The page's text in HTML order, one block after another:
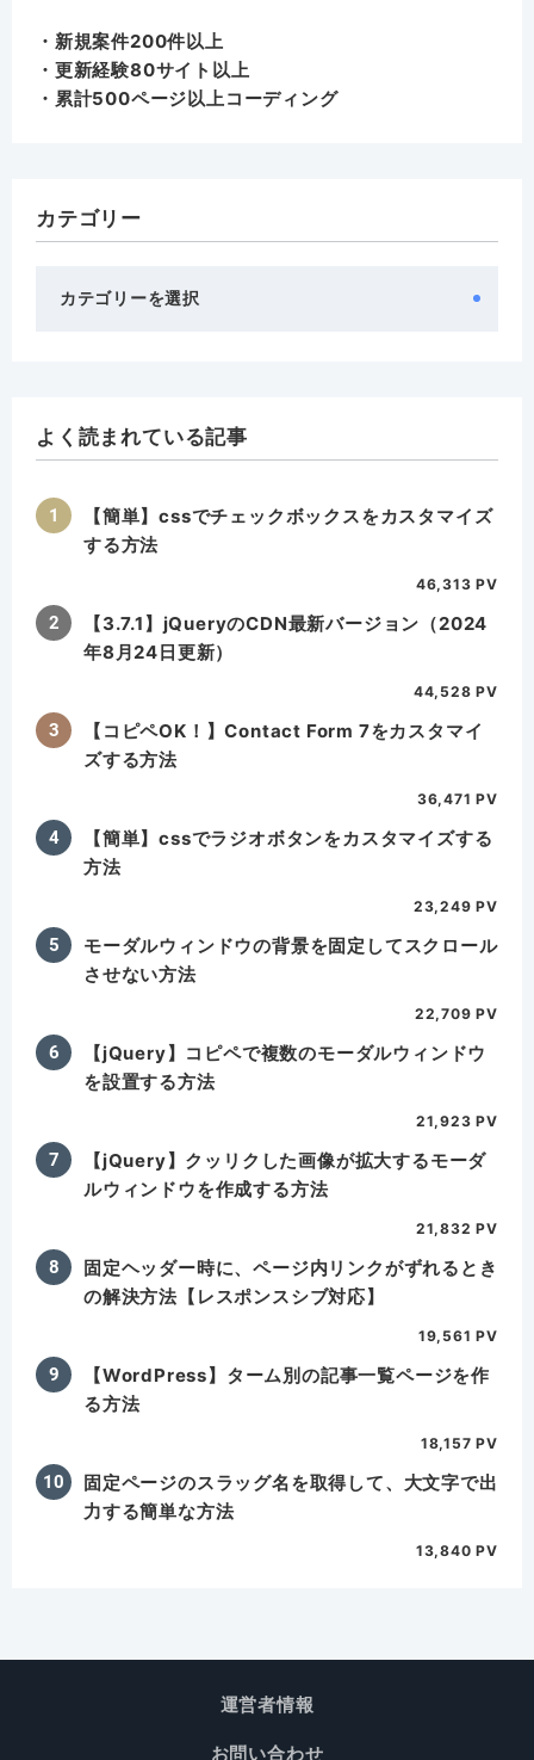
・新規案件200件以上
・更新経験80サイト以上
・累計500ページ以上コーディング
カテゴリー
よく読まれている記事
【簡単】cssでチェックボックスをカスタマイズ
する方法
46,313 PV
【3.7.1】jQueryのCDN最新バージョン（2024
年8月24日更新）
44,528 PV
【コピペOK！】Contact Form 7をカスタマイ
ズする方法
36,471 PV
【簡単】cssでラジオボタンをカスタマイズする
方法
23,249 PV
モーダルウィンドウの背景を固定してスクロール
させない方法
22,709 PV
【jQuery】コピペで複数のモーダルウィンドウ
を設置する方法
21,923 PV
【jQuery】クッリクした画像が拡大するモーダ
ルウィンドウを作成する方法
21,832 PV
固定ヘッダー時に、ページ内リンクがずれるとき
の解決方法【レスポンスシブ対応】
19,561 PV
【WordPress】ターム別の記事一覧ページを作
る方法
18,157 PV
固定ページのスラッグ名を取得して、大文字で出
力する簡単な方法
13,840 PV
運営者情報
お問い合わせ